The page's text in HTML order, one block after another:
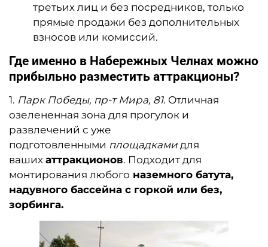
третьих лиц и без посредников, только
прямые продажи без дополнительных
взносов или комиссий.
Где именно в Набережных Челнах можно
прибыльно разместить аттракционы?
1.​ Парк Победы, пр-т Мира, 81. Отличная
озелененная зона для прогулок и
развлечений с уже
подготовленными площадками для
ваших аттракционов. Подходит для
монтирования любого наземного батута,
надувного бассейна с горкой или без,
зорбинга.